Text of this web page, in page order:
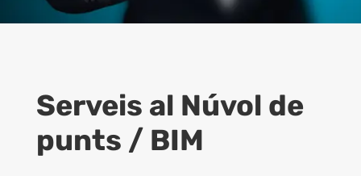
Serveis al Núvol de
punts / BIM